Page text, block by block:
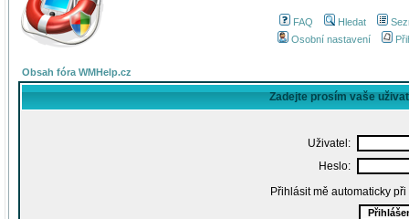
FAQ Hledat
Osobní nastavení
Obsah fóra WMHelp.cz
Zadejte prosím vaše
Uživatel:
Heslo:
Přihlásit mě automaticky